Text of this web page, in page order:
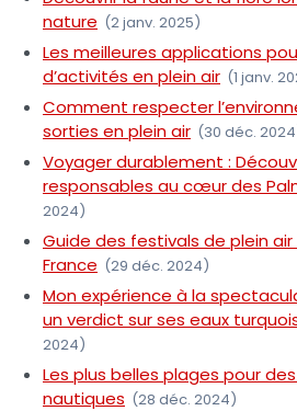
nature (2 janv. 2025)
Les meilleures applications
d’activités en plein air (1 janv.
Comment respecter
sorties en plein air (30 déc.
Voyager durablement :
responsables au cœur des
2024)
Guide des festivals de plein
France (29 déc. 2024)
Mon expérience à la
un verdict sur ses eaux
2024)
Les plus belles plages pour
nautiques (28 déc. 2024)